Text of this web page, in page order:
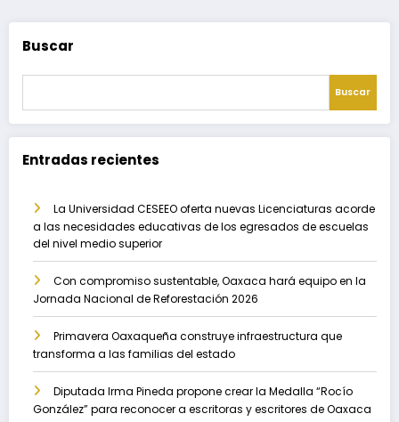
Buscar
Buscar
Entradas recientes
La Universidad CESEEO oferta nuevas Licenciaturas acorde
a las necesidades educativas de los egresados de escuelas
del nivel medio superior
Con compromiso sustentable, Oaxaca hará equipo en la
Jornada Nacional de Reforestación 2026
Primavera Oaxaqueña construye infraestructura que
transforma a las familias del estado
Diputada Irma Pineda propone crear la Medalla “Rocío
González” para reconocer a escritoras y escritores de Oaxaca